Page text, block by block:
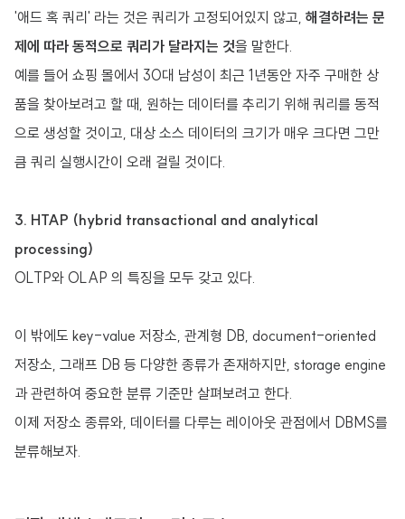
'애드 혹 쿼리' 라는 것은 쿼리가 고정되어있지 않고, 해결하려는 문
제에 따라 동적으로 쿼리가 달라지는 것을 말한다.
예를 들어 쇼핑 몰에서 30대 남성이 최근 1년동안 자주 구매한 상
품을 찾아보려고 할 때, 원하는 데이터를 추리기 위해 쿼리를 동적
으로 생성할 것이고, 대상 소스 데이터의 크기가 매우 크다면 그만
큼 쿼리 실행시간이 오래 걸릴 것이다.
3. HTAP (hybrid transactional and analytical
processing)
OLTP와 OLAP 의 특징을 모두 갖고 있다.
이 밖에도 key-value 저장소, 관계형 DB, document-oriented
저장소, 그래프 DB 등 다양한 종류가 존재하지만, storage engine
과 관련하여 중요한 분류 기준만 살펴보려고 한다.
이제 저장소 종류와, 데이터를 다루는 레이아웃 관점에서 DBMS를
분류해보자.